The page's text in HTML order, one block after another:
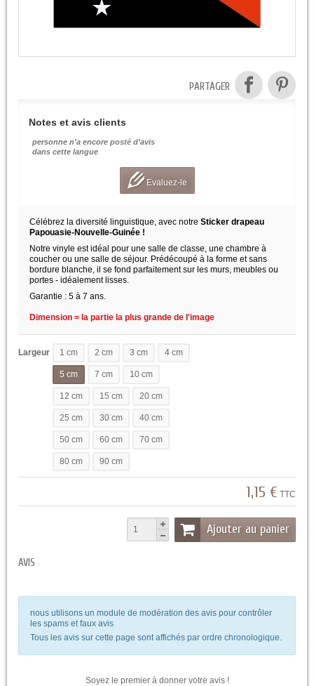
PARTAGER
Notes et avis clients
personne n'a encore posté d'avis
dans cette langue
Evaluez-le
Célébrez la diversité linguistique, avec notre Sticker drapeau
Papouasie-Nouvelle-Guinée !
Notre vinyle est idéal pour une salle de classe, une chambre à
coucher ou une salle de séjour. Prédécoupé à la forme et sans
bordure blanche, il se fond parfaitement sur les murs, meubles ou
portes - idéalement lisses.
Garantie : 5 à 7 ans.
Dimension = la partie la plus grande de l'image
Largeur 1 cm 2 cm 3 cm 4 cm
5 cm 7 cm 10 cm
12 cm 15 cm 20 cm
25 cm 30 cm 40 cm
50 cm 60 cm 70 cm
80 cm 90 cm
1,15 € TTC
Ajouter au panier
AVIS
nous utilisons un module de modération des avis pour contrôler
les spams et faux avis
Tous les avis sur cette page sont affichés par ordre chronologique.
Soyez le premier à donner votre avis !